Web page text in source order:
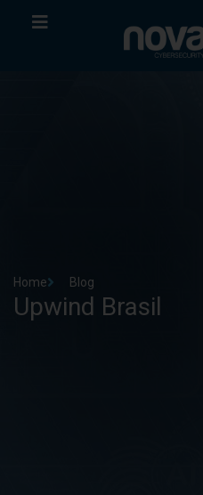
Home Blog
Upwind Brasil